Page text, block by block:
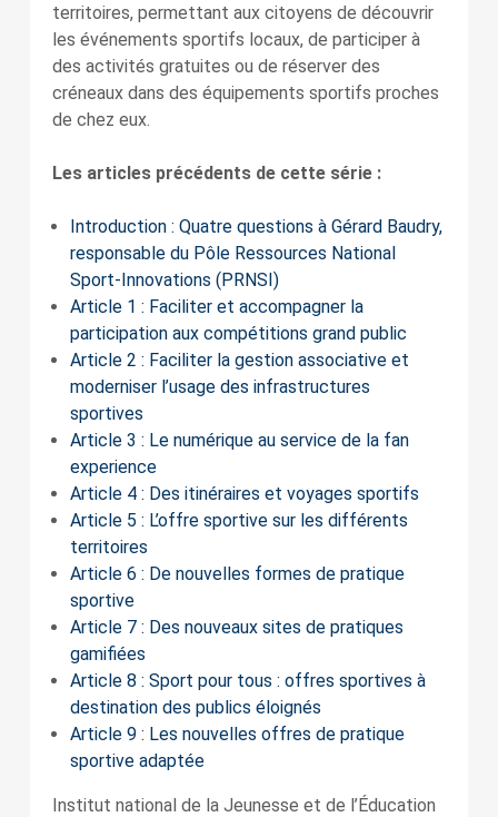
territoires, permettant aux citoyens de découvrir
les événements sportifs locaux, de participer à
des activités gratuites ou de réserver des
créneaux dans des équipements sportifs proches
de chez eux.
Les articles précédents de cette série :
Introduction : Quatre questions à Gérard Baudry,
responsable du Pôle Ressources National
Sport-Innovations (PRNSI)
Article 1 : Faciliter et accompagner la
participation aux compétitions grand public
Article 2 : Faciliter la gestion associative et
moderniser l’usage des infrastructures
sportives
Article 3 : Le numérique au service de la fan
experience
Article 4 : Des itinéraires et voyages sportifs
Article 5 : L’offre sportive sur les différents
territoires
Article 6 : De nouvelles formes de pratique
sportive
Article 7 : Des nouveaux sites de pratiques
gamifiées
Article 8 : Sport pour tous : offres sportives à
destination des publics éloignés
Article 9 : Les nouvelles offres de pratique
sportive adaptée
Institut national de la Jeunesse et de l’Éducation